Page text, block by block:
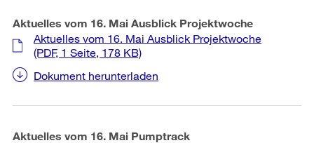
Aktuelles vom 16. Mai Ausblick Projektwoche
Aktuelles vom 16. Mai Ausblick Projektwoche
(PDF, 1 Seite, 178 KB)
Dokument herunterladen
Aktuelles vom 16. Mai Pumptrack